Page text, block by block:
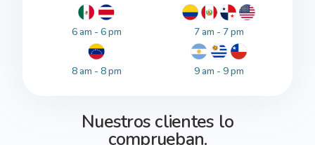
6 am - 6 pm 7 am - 7 pm
8 am - 8 pm 9 am - 9 pm
Nuestros clientes lo
comprueban.